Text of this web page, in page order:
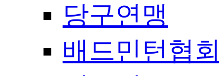
당구연맹
배드민턴협